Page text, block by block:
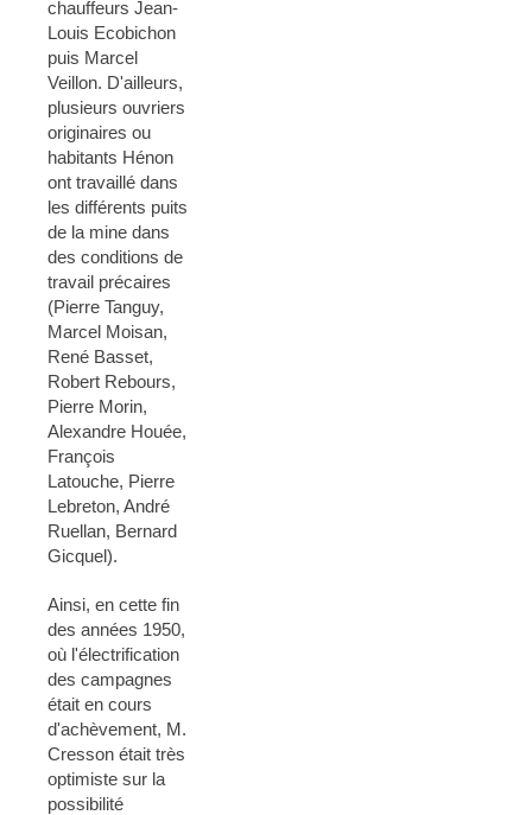
chauffeurs Jean-
Louis Ecobichon
puis Marcel
Veillon. D'ailleurs,
plusieurs ouvriers
originaires ou
habitants Hénon
ont travaillé dans
les différents puits
de la mine dans
des conditions de
travail précaires
(Pierre Tanguy,
Marcel Moisan,
René Basset,
Robert Rebours,
Pierre Morin,
Alexandre Houée,
François
Latouche, Pierre
Lebreton, André
Ruellan, Bernard
Gicquel).
Ainsi, en cette fin
des années 1950,
où l'électrification
des campagnes
était en cours
d'achèvement, M.
Cresson était très
optimiste sur la
possibilité